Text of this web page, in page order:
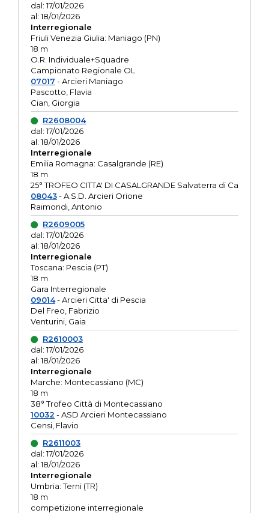
dal: 17/01/2026
al: 18/01/2026
Interregionale
Friuli Venezia Giulia: Maniago (PN)
18 m
O.R. Individuale+Squadre
Campionato Regionale OL
07017 - Arcieri Maniago
Pascotto, Flavia
Cian, Giorgia
R2608004
dal: 17/01/2026
al: 18/01/2026
Interregionale
Emilia Romagna: Casalgrande (RE)
18 m
25° TROFEO CITTA' DI CASALGRANDE Salvaterra di Ca
08043- A.S.D. Arcieri Orione
Raimondi, Antonio
R2609005
dal: 17/01/2026
al: 18/01/2026
Interregionale
Toscana: Pescia (PT)
18 m
Gara Interregionale
09014- Arcieri Citta' di Pescia
Del Freo, Fabrizio
Venturini, Gaia
R2610003
dal: 17/01/2026
al: 18/01/2026
Interregionale
Marche: Montecassiano (MC)
18 m
38° Trofeo Città di Montecassiano
10032 - ASD Arcieri Montecassiano
Censi, Flavio
R2611003
dal: 17/01/2026
al: 18/01/2026
Interregionale
Umbria: Terni (TR)
18 m
competizione interregionale